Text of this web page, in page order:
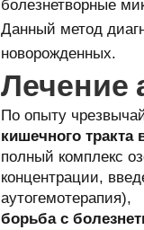
болезнетворные
Данный метод
новорожденных.
Лечение
По опыту
кишечного тракта
полный комплекс
концентрации,
аутогемотерапия),
борьба с